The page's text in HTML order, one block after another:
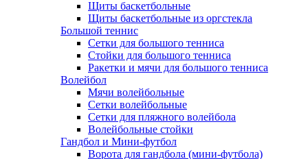
Щиты баскетбольные
Щиты баскетбольные из оргстекла
Большой теннис
Сетки для большого тенниса
Стойки для большого тенниса
Ракетки и мячи для большого тенниса
Волейбол
Мячи волейбольные
Сетки волейбольные
Сетки для пляжного волейбола
Волейбольные стойки
Гандбол и Мини-футбол
Ворота для гандбола (мини-футбола)